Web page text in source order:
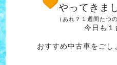
やってきま
（あれ？１週間たつ
今日も１
おすすめ中古車をごし